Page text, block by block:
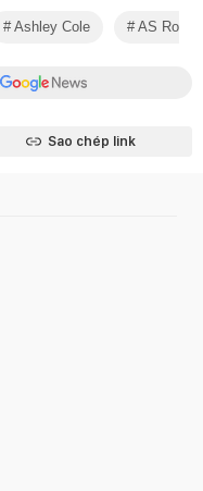
Ashley Cole AS Roma
Sao chép link